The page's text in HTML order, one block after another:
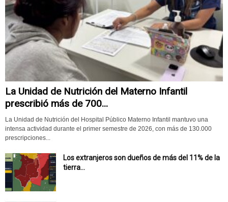
La Unidad de Nutrición del Materno Infantil
prescribió más de 700...
La Unidad de Nutrición del Hospital Público Materno Infantil mantuvo una
intensa actividad durante el primer semestre de 2026, con más de 130.000
prescripciones...
Los extranjeros son dueños de más del 11% de la
tierra...